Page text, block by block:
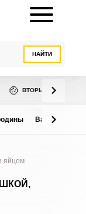
НАЙТИ
🍲 ВТОРЫЕ БЛЮДА
Варенье из
яйцом